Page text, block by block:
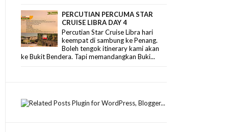
PERCUTIAN PERCUMA STAR
CRUISE LIBRA DAY 4
Percutian Star Cruise Libra hari
keempat di sambung ke Penang.
Boleh tengok itinerary kami akan
ke Bukit Bendera. Tapi memandangkan Buki...